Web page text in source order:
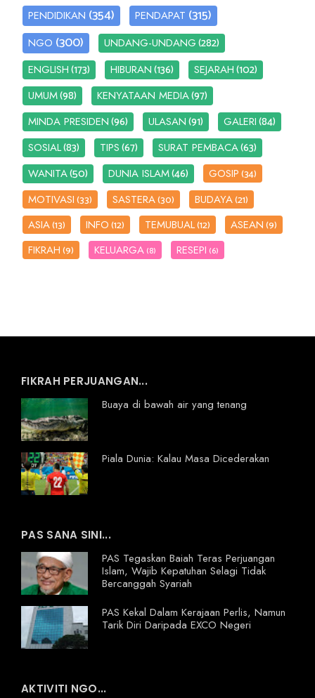
PENDIDIKAN (354) PENDAPAT (315)
NGO (300) UNDANG-UNDANG(282)
ENGLISH(173) HIBURAN(136) SEJARAH(102)
UMUM(98) KENYATAAN MEDIA(97)
MINDA PRESIDEN(96) ULASAN(91) GALERI(84)
SOSIAL(83) TIPS(67) SURAT PEMBACA(63)
WANITA(50) DUNIA ISLAM(46) GOSIP(34)
MOTIVASI(33) SASTERA(30) BUDAYA(21)
ASIA(13) INFO(12) TEMUBUAL(12) ASEAN(9)
FIKRAH(9) KELUARGA (8) RESEPI (6)
FIKRAH PERJUANGAN...
Buaya di bawah air yang tenang
Piala Dunia: Kalau Masa Dicederakan
PAS SANA SINI...
PAS Tegaskan Baiah Teras Perjuangan
Islam, Wajib Kepatuhan Selagi Tidak
Bercanggah Syariah
PAS Kekal Dalam Kerajaan Perlis, Namun
Tarik Diri Daripada EXCO Negeri
AKTIVITI NGO...